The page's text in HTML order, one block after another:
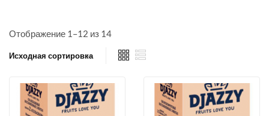
Отображение 1–12 из 14